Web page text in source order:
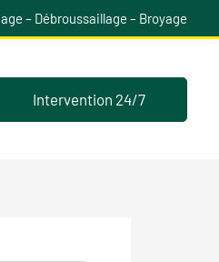
– Débroussaillage – Broyage
Intervention 24/7